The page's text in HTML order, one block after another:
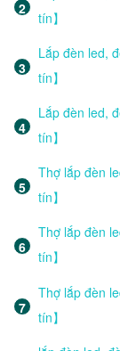
tín】
Lắp đèn led,
tín】
Lắp đèn led,
tín】
Thợ lắp đèn
tín】
Thợ lắp đèn
tín】
Thợ lắp đèn
tín】